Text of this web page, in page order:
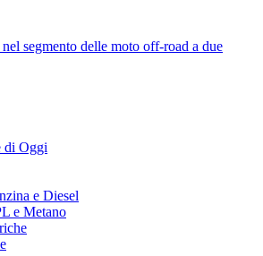
segmento delle moto off-road a due
di Oggi
e Diesel
e Metano